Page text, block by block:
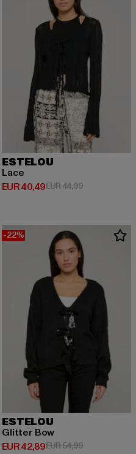
ESTELOU
Lace
EUR 40,49
Huidige prijs: EUR 40,49
EUR 44,99Actieprijs:
-22%
ESTELOU
Glitter Bow
EUR 42,89
Huidige prijs: EUR 42,89
EUR 54,99Actieprijs: